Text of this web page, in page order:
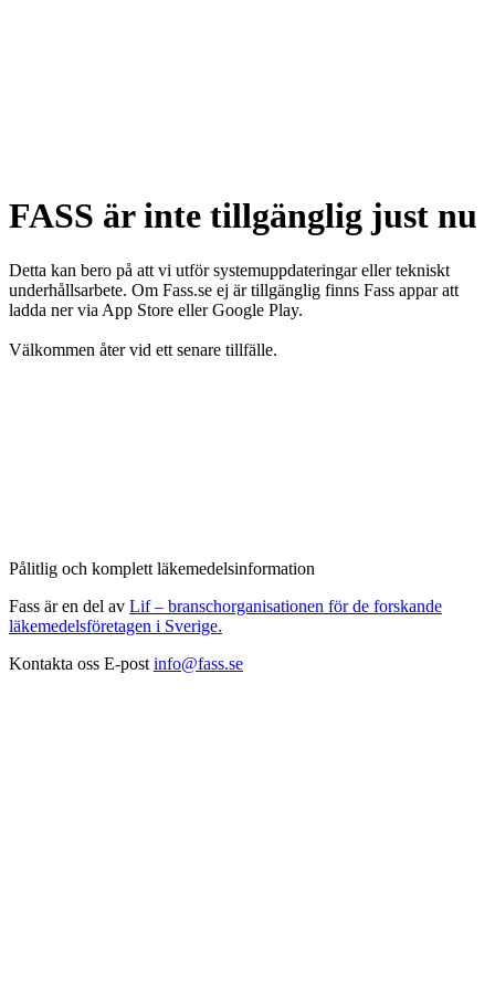
FASS är inte tillgänglig just nu
Detta kan bero på att vi utför systemuppdateringar eller tekniskt
underhållsarbete. Om Fass.se ej är tillgänglig finns Fass appar att
ladda ner via App Store eller Google Play.
Välkommen åter vid ett senare tillfälle.
Pålitlig och komplett läkemedelsinformation
Fass är en del av Lif – branschorganisationen för de forskande
läkemedelsföretagen i Sverige.
Kontakta oss E-post info@fass.se